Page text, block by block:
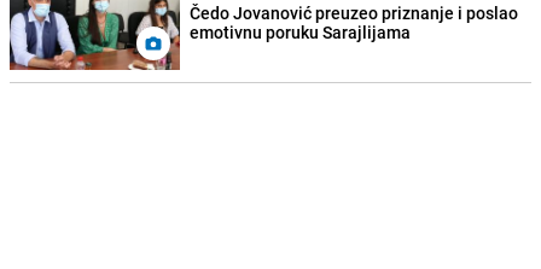
Čedo Jovanović preuzeo priznanje i poslao
emotivnu poruku Sarajlijama